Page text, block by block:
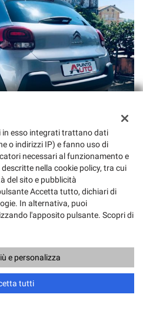
in esso integrati trattano dati
o indirizzi IP) e fanno uso di
necessari al funzionamento e
nella cookie policy, tra cui
del sito e pubblicità
Accetta tutto, dichiari di
In alternativa, puoi
l'apposito pulsante. Scopri di
e personalizza
tutti